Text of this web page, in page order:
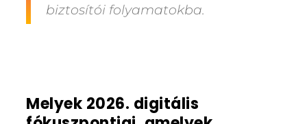
biztosítói folyamatokba.
Melyek 2026. digitális